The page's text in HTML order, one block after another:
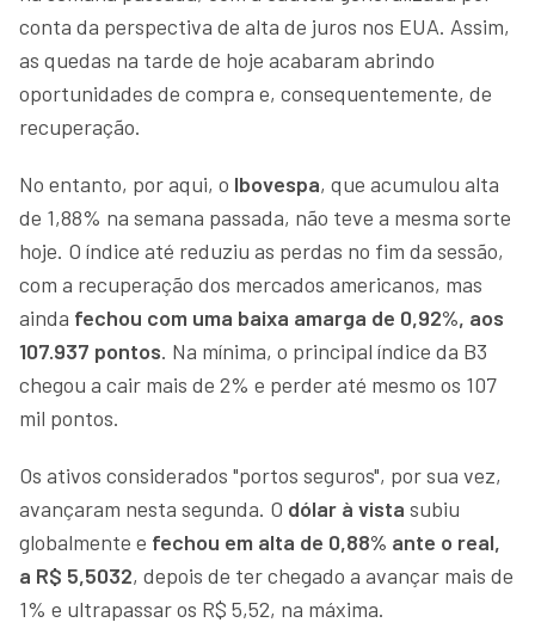
conta da perspectiva de alta de juros nos EUA. Assim,
as quedas na tarde de hoje acabaram abrindo
oportunidades de compra e, consequentemente, de
recuperação.
No entanto, por aqui, o Ibovespa, que acumulou alta
de 1,88% na semana passada, não teve a mesma sorte
hoje. O índice até reduziu as perdas no fim da sessão,
com a recuperação dos mercados americanos, mas
ainda fechou com uma baixa amarga de 0,92%, aos
107.937 pontos. Na mínima, o principal índice da B3
chegou a cair mais de 2% e perder até mesmo os 107
mil pontos.
Os ativos considerados "portos seguros", por sua vez,
avançaram nesta segunda. O dólar à vista subiu
globalmente e fechou em alta de 0,88% ante o real,
a R$ 5,5032, depois de ter chegado a avançar mais de
1% e ultrapassar os R$ 5,52, na máxima.